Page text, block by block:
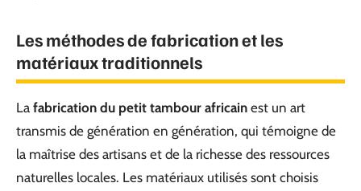
Les méthodes de fabrication et les
matériaux traditionnels
La fabrication du petit tambour africain est un art
transmis de génération en génération, qui témoigne de
la maîtrise des artisans et de la richesse des ressources
naturelles locales. Les matériaux utilisés sont choisis